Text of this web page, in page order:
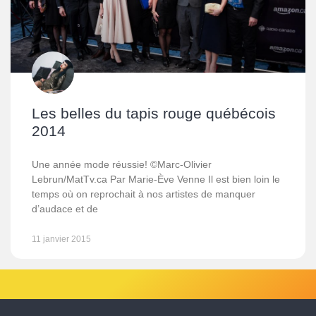
Les belles du tapis rouge québécois
2014
Une année mode réussie! ©Marc-Olivier
Lebrun/MatTv.ca Par Marie-Ève Venne Il est bien loin le
temps où on reprochait à nos artistes de manquer
d’audace et de
11 janvier 2015